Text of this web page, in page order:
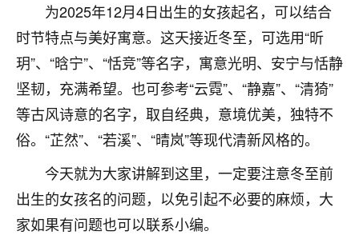
为2025年12月4日出生的女孩起名，可以结合
时节特点与美好寓意。这天接近冬至，可选用“昕
玥”、“晗宁”、“恬竞”等名字，寓意光明、安宁与恬静
坚韧，充满希望。也可参考“云霓”、“静嘉”、“清猗”
等古风诗意的名字，取自经典，意境优美，独特不
俗。“芷然”、“若溪”、“晴岚”等现代清新风格的。
今天就为大家讲解到这里，一定要注意冬至前
出生的女孩名的问题，以免引起不必要的麻烦，大
家如果有问题也可以联系小编。
鹿森：慧来老师微信：gjsy0624
1天前 来自江西 12
青春168
我也想要，我也想要！
2天前 来自山西
Jessica李
老师做不做超度法事？我想给我奶奶做超度，她今年
刚去世了。